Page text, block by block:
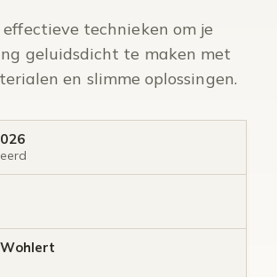
technieken om je
geluidsdicht te maken met
en slimme oplossingen.